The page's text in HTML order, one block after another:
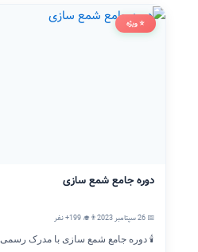
⭐ ویژه
دوره جامع شمع سازی
📅 26 سپتامبر 2023
👨‍🎓 199+ نفر
🕯️ دوره جامع شمع سازی با مدرک رسمی